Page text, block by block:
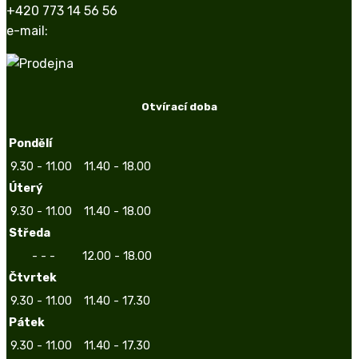
+420 773 14 56 56
e-mail:
Otvírací doba
Pondělí
9.30 - 11.00
11.40 - 18.00
Úterý
9.30 - 11.00
11.40 - 18.00
Středa
- - -
12.00 - 18.00
Čtvrtek
9.30 - 11.00
11.40 - 17.30
Pátek
9.30 - 11.00
11.40 - 17.30